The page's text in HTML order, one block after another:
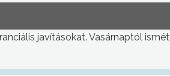
javításokat. Vasárnaptól ismét